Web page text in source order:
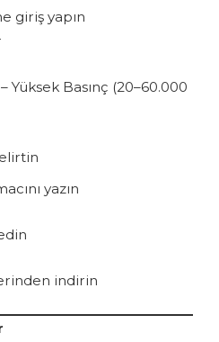
giriş yapın
Yüksek Basınç (20–60.000
yazın
indirin